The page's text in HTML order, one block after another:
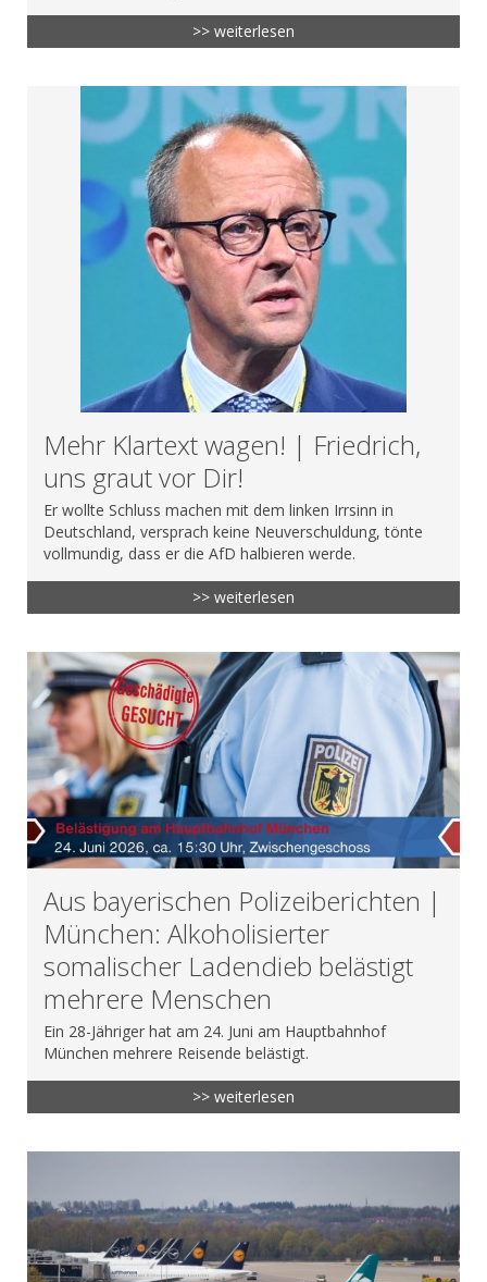
>> weiterlesen
Mehr Klartext wagen! | Friedrich,
uns graut vor Dir!
Er wollte Schluss machen mit dem linken Irrsinn in
Deutschland, versprach keine Neuverschuldung, tönte
vollmundig, dass er die AfD halbieren werde.
>> weiterlesen
Aus bayerischen Polizeiberichten |
München: Alkoholisierter
somalischer Ladendieb belästigt
mehrere Menschen
Ein 28-Jähriger hat am 24. Juni am Hauptbahnhof
München mehrere Reisende belästigt.
>> weiterlesen